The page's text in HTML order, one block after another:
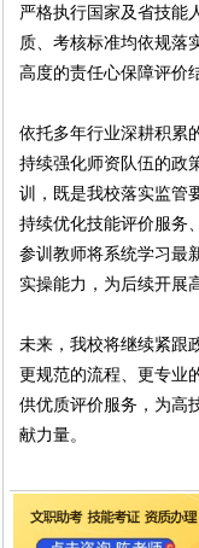
严格执行国家及省技能
质、考核标准均依规落
高度的责任心保障评价
依托多年行业深耕积累
持续强化师资队伍的政
训，既是我校落实监管
持续优化技能评价服务
参训教师将系统学习最
实操能力，为后续开展
未来，我校将继续紧跟
更规范的流程、更专业
供优质评价服务，为高
献力量。